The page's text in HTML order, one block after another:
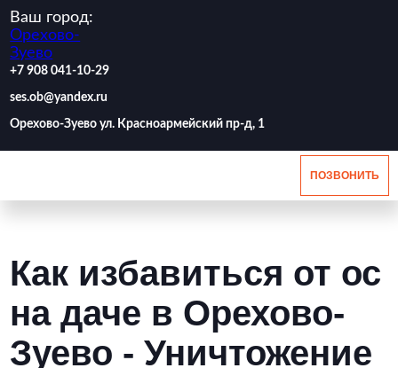
Ваш город:
Орехово-
Зуево
‪+7 908 041-10-29
ses.ob@yandex.ru
Орехово-Зуево ул. Красноармейский пр-д, 1
ПОЗВОНИТЬ
Как избавиться от ос
на даче в Орехово-
Зуево - Уничтожение